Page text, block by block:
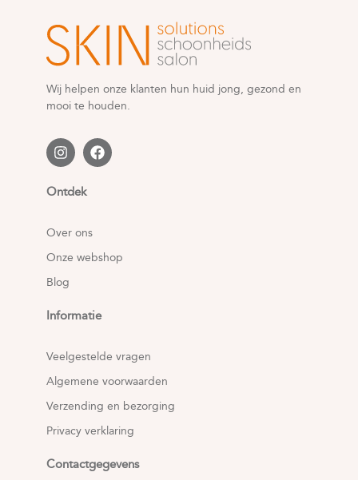
Wij helpen onze klanten hun huid jong, gezond en
mooi te houden.
Ontdek
Over ons
Onze webshop
Blog
Informatie
Veelgestelde vragen
Algemene voorwaarden
Verzending en bezorging
Privacy verklaring
Contactgegevens